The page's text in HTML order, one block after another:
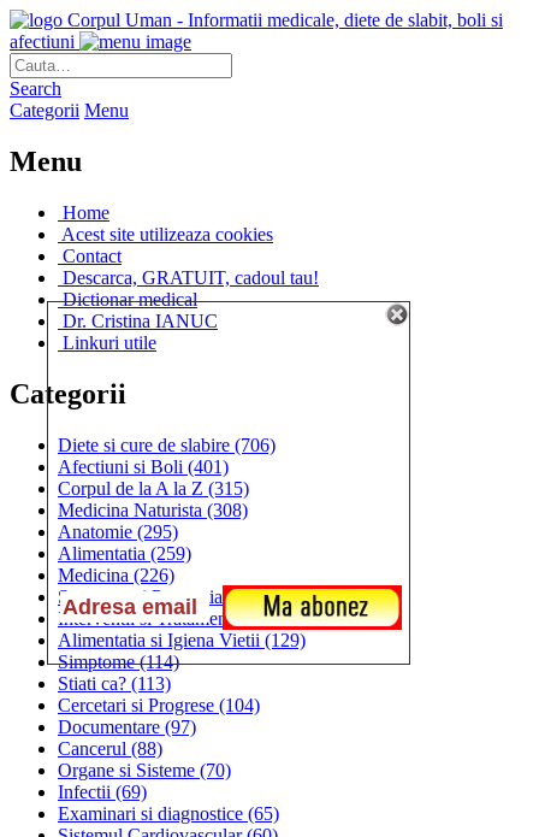
Corpul Uman - Informatii medicale, diete de slabit, boli si
afectiuni
Search
Categorii Menu
Menu
Home
Acest site utilizeaza cookies
Contact
Descarca, GRATUIT, cadoul tau!
Dictionar medical
Dr. Cristina IANUC
Linkuri utile
Categorii
Diete si cure de slabire (706)
Afectiuni si Boli (401)
Corpul de la A la Z (315)
Medicina Naturista (308)
Anatomie (295)
Alimentatia (259)
Medicina (226)
Sanatatea si Preventia(170)
Interventii si Tratamente(167)
Alimentatia si Igiena Vietii (129)
Simptome(114)
Stiati ca? (113)
Cercetari si Progrese (104)
Documentare (97)
Cancerul (88)
Organe si Sisteme (70)
Infectii (69)
Examinari si diagnostice (65)